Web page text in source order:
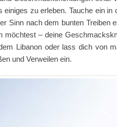
zu erleben. Tauche ein
Sinn nach dem bunten
– deine
Libanon oder lass dich von
und Verweilen ein.